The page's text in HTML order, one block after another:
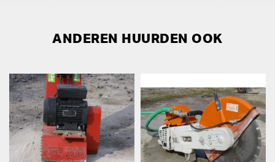
ANDEREN HUURDEN OOK